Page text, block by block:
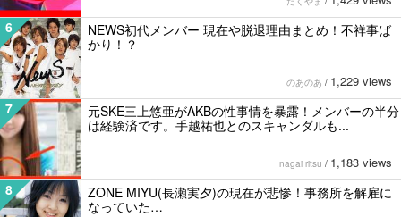
6
NEWS初代メンバー 現在や脱退理由まとめ！不祥事ば
かり！？
のあのあ / 1,229 views
7
元SKE三上悠亜がAKBの性事情を暴露！メンバーの半分
は経験済です。手越祐也とのスキャンダルも...
nagai ritsu / 1,183 views
8
ZONE MIYU(長瀬実夕)の現在が悲惨！事務所を解雇に
なっていた…